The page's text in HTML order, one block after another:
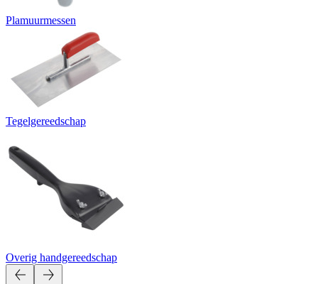
Plamuurmessen
Tegelgereedschap
Overig handgereedschap